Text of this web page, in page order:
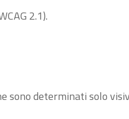
2.1).
sono determinati solo